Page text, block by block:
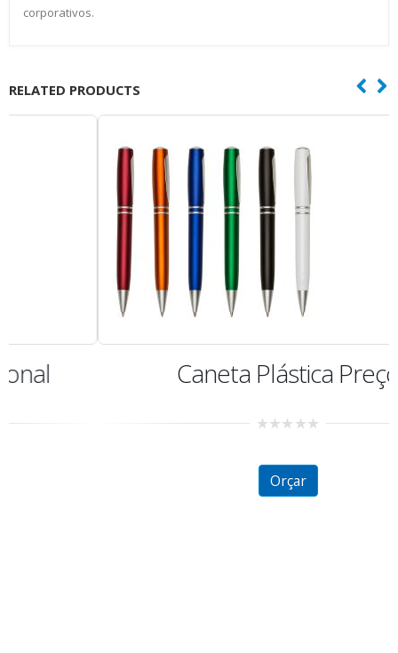
corporativos.
RELATED PRODUCTS
Caneta Plástica Preço